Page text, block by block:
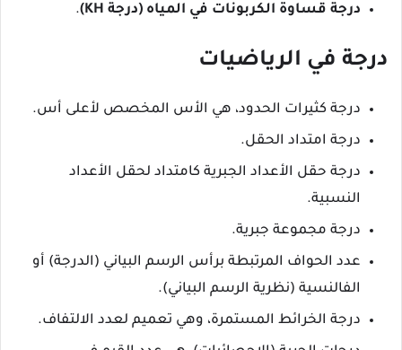
درجة قساوة الكربونات في المياه (درجة KH) .
درجة في الرياضيات
درجة كثيرات الحدود، هي الأس المخصص لأعلى أس.
درجة امتداد الحقل.
درجة حقل الأعداد الجبرية كامتداد لحقل الأعداد
النسبية.
درجة مجموعة جبرية.
عدد الحواف المرتبطة برأس الرسم البياني (الدرجة) أو
الفالنسية (نظرية الرسم البياني).
درجة الخرائط المستمرة، وهي تعميم لعدد الالتفاف.